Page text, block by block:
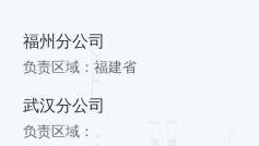
福州分公司
负责区域：福建省
武汉分公司
负责区域：